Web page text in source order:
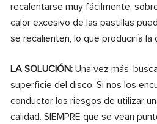
recalentarse muy fácilmente,
calor excesivo de las pastillas
se recalienten, lo que produciría
LA SOLUCIÓN: Una vez más,
superficie del disco. Si nos los
conductor los riesgos de utilizar
calidad. SIEMPRE que se vean